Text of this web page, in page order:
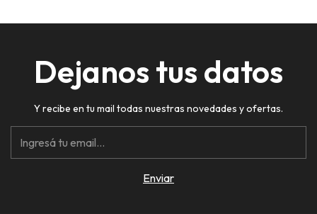
Dejanos tus datos
Y recibe en tu mail todas nuestras novedades y ofertas.